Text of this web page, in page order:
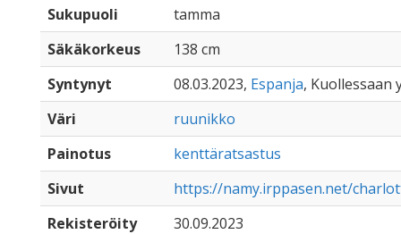
Sukupuoli
tamma
Säkäkorkeus
138 cm
Syntynyt
08.03.2023, Espanja, Kuollessaan
Väri
ruunikko
Painotus
kenttäratsastus
Sivut
https://namy.irppasen.net/
Rekisteröity
30.09.2023